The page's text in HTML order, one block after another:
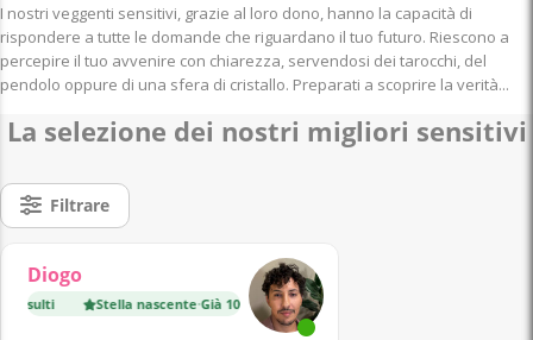
I nostri veggenti sensitivi, grazie al loro dono, hanno la capacità di
rispondere a tutte le domande che riguardano il tuo futuro. Riescono a
percepire il tuo avvenire con chiarezza, servendosi dei tarocchi, del
pendolo oppure di una sfera di cristallo. Preparati a scoprire la verità...
La selezione dei nostri migliori sensitivi
Filtrare
Diogo
Stella nascente·Già 100 consulti